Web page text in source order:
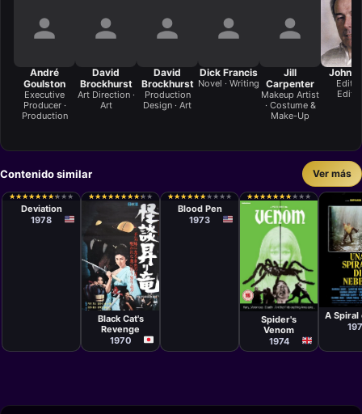
André
Goulston
Executive
Producer ·
Production
David
Brockhurst
Art Direction ·
Art
David
Brockhurst
Production
Design · Art
Dick Francis
Novel · Writing
Jill
Carpenter
Makeup Artist
· Costume &
Make-Up
John
Editor
Contenido similar Ver más
★
★★
★★
★★
★★
★★
★★
★★
★ ★
★ ★
★
Karen Arthur
Deviation
1978
★
★★
★★
★★
★★
★★
★★
★★
★★
★ ★
★
Película
Teruo Ishii
Black Cat's
Revenge
1970
★
★★
★★
★★
★★
★★
★★
★ ★
★ ★
★ ★
★
Marc
Lawrence
Blood Pen
1973
★
★★
★★
★★
★★
★★
★★
★★
★ ★
★ ★
★
Película
Peter Sykes
Spider's
Venom
1974
A Spiral